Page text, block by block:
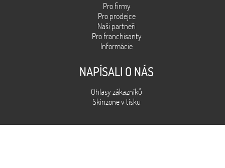
Pro firmy
Pro prodejce
Naši partneři
Pro franchisanty
Informácie
NAPÍSALI O NÁS
Ohlasy zákazníků
Skinzone v tisku